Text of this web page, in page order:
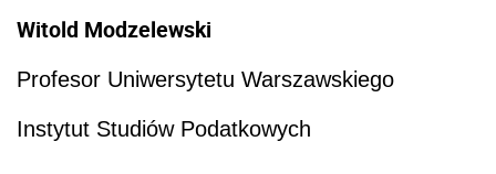
Witold Modzelewski
Profesor Uniwersytetu Warszawskiego
Instytut Studiów Podatkowych